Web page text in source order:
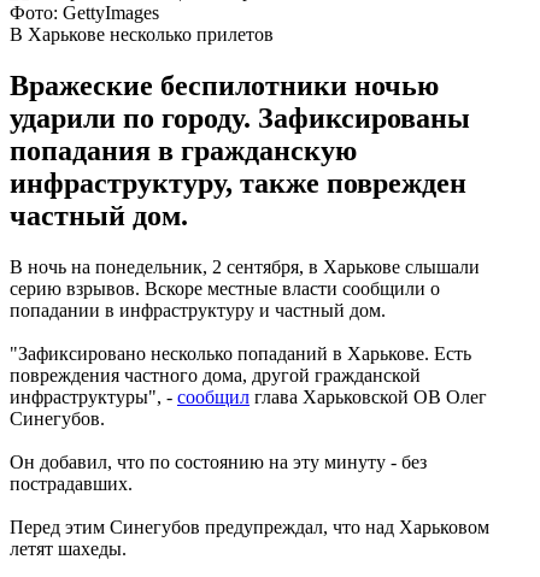
Фото: GettyImages
В Харькове несколько прилетов
Вражеские беспилотники ночью
ударили по городу. Зафиксированы
попадания в гражданскую
инфраструктуру, также поврежден
частный дом.
В ночь на понедельник, 2 сентября, в Харькове слышали
серию взрывов. Вскоре местные власти сообщили о
попадании в инфраструктуру и частный дом.
"Зафиксировано несколько попаданий в Харькове. Есть
повреждения частного дома, другой гражданской
инфраструктуры", - сообщил глава Харьковской ОВ Олег
Синегубов.
Он добавил, что по состоянию на эту минуту - без
пострадавших.
Перед этим Синегубов предупреждал, что над Харьковом
летят шахеды.